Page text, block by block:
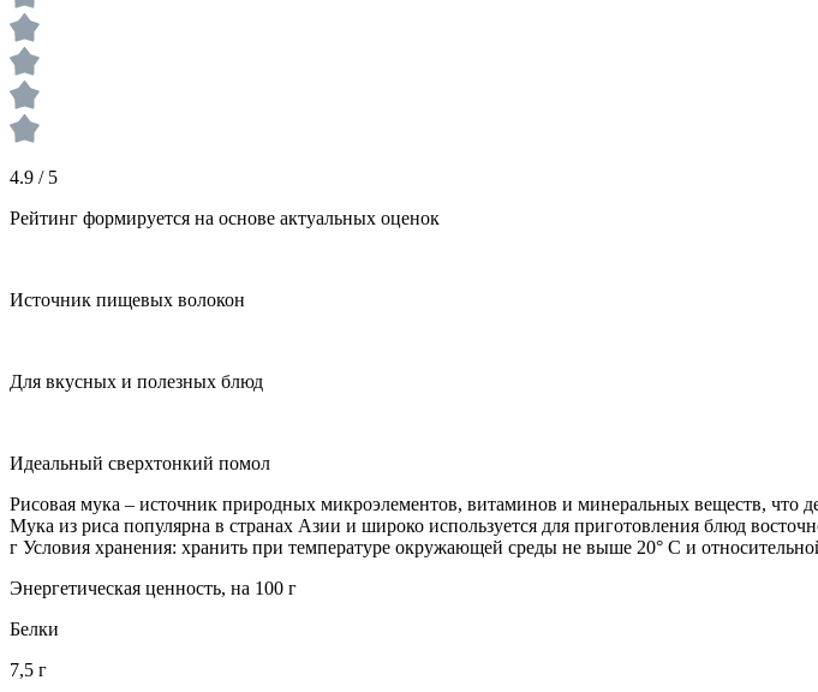
4.9 / 5
Рейтинг формируется на основе актуальных оценок
Источник пищевых волокон
Для вкусных и полезных блюд
Идеальный сверхтонкий помол
Рисовая мука – источник природных микроэлементов, витаминов и минеральных веществ, что
Мука из риса популярна в странах Азии и широко используется для приготовления блюд
г Условия хранения: хранить при температуре окружающей среды не выше 20° С и
Энергетическая ценность, на 100 г
Белки
7,5 г